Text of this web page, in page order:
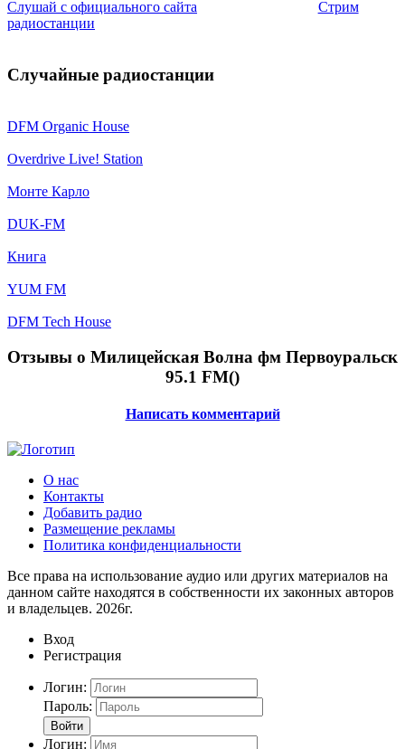
Слушай с официального сайта
Стрим
радиостанции
Случайные радиостанции
DFM Organic House
Overdrive Live! Station
Монте Карло
DUK-FM
Книга
YUM FM
DFM Tech House
Отзывы о Милицейская Волна фм Первоуральск
95.1 FM()
Написать комментарий
О нас
Контакты
Добавить радио
Размещение рекламы
Политика конфиденциальности
Все права на использование аудио или других материалов на
данном сайте находятся в собственности их законных авторов
и владельцев. 2026г.
Вход
Регистрация
Логин:
Пароль:
Войти
Логин: